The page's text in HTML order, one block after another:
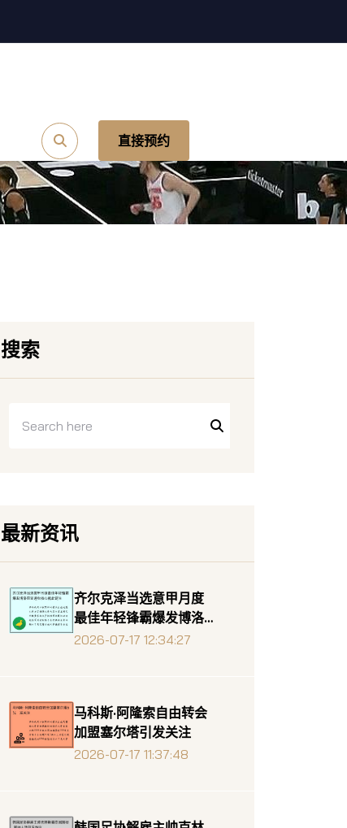
直接预约
搜索
最新资讯
齐尔克泽当选意甲月度
最佳年轻锋霸爆发博洛
尼亚进攻核心就此诞生
2026-07-17 12:34:27
马科斯·阿隆索自由转会
加盟塞尔塔引发关注
2026-07-17 11:37:48